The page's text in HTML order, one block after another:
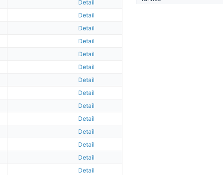
Detail
Detail
Detail
Detail
Detail
Detail
Detail
Detail
Detail
Detail
Detail
Detail
Detail
Detail